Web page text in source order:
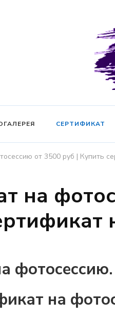
СЕРТИФИКАТ
от 3500 руб | Купить
на
фотосессию.
на